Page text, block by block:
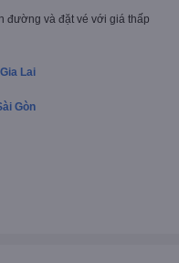
đường và đặt vé với giá thấp
Lai
Gòn